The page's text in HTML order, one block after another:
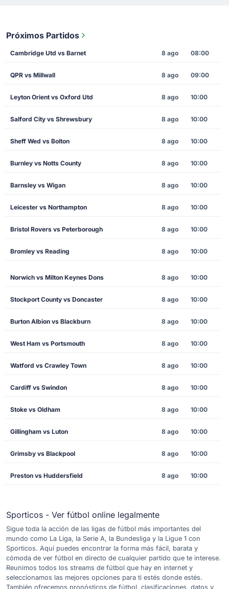
Próximos Partidos
Cambridge Utd vs Barnet 8 ago 08:00
QPR vs Millwall 8 ago 09:00
Leyton Orient vs Oxford Utd 8 ago 10:00
Salford City vs Shrewsbury 8 ago 10:00
Sheff Wed vs Bolton 8 ago 10:00
Burnley vs Notts County 8 ago 10:00
Barnsley vs Wigan 8 ago 10:00
Leicester vs Northampton 8 ago 10:00
Bristol Rovers vs Peterborough 8 ago 10:00
Bromley vs Reading 8 ago 10:00
Norwich vs Milton Keynes Dons 8 ago 10:00
Stockport County vs Doncaster 8 ago 10:00
Burton Albion vs Blackburn 8 ago 10:00
West Ham vs Portsmouth 8 ago 10:00
Watford vs Crawley Town 8 ago 10:00
Cardiff vs Swindon 8 ago 10:00
Stoke vs Oldham 8 ago 10:00
Gillingham vs Luton 8 ago 10:00
Grimsby vs Blackpool 8 ago 10:00
Preston vs Huddersfield 8 ago 10:00
Sporticos - Ver fútbol online legalmente
Sigue toda la acción de las ligas de fútbol más importantes del
mundo como La Liga, la Serie A, la Bundesliga y la Ligue 1 con
Sporticos. Aquí puedes encontrar la forma más fácil, barata y
cómoda de ver fútbol en directo de cualquier partido que te interese.
Reunimos todos los streams de fútbol que hay en internet y
seleccionamos las mejores opciones para ti estés donde estés.
También ofrecemos pronósticos de fútbol, clasificaciones, datos y